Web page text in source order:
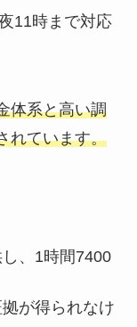
11時まで対応
体系と高い調
れています。
、1時間7400
が得られなけ